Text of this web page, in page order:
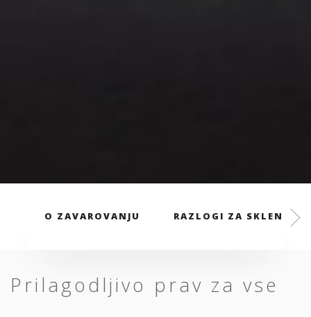
O ZAVAROVANJU RAZLOGI ZA SKLENITEV
Prilagodljivo prav za vse